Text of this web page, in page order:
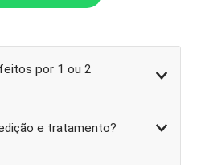
por 1 ou 2
e tratamento?